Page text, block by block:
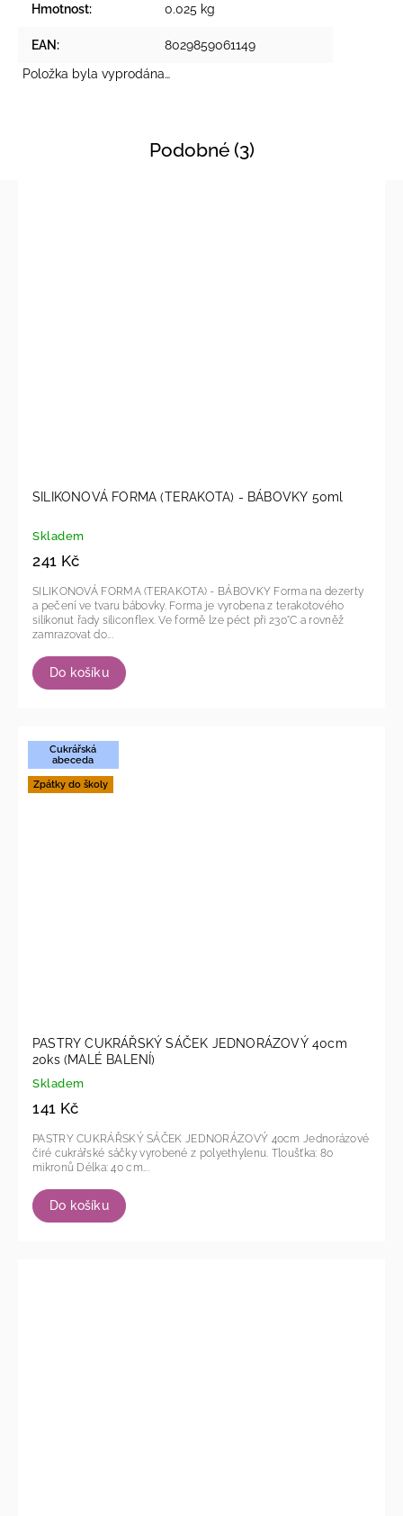
Hmotnost: 0.025 kg
EAN:
8029859061149
Položka byla vyprodána…
Podobné (3)
SILIKONOVÁ FORMA (TERAKOTA) - BÁBOVKY 50ml
Skladem
241 Kč
Do košíku
SILIKONOVÁ FORMA (TERAKOTA) - BÁBOVKY Forma na dezerty
a pečení ve tvaru bábovky. Forma je vyrobena z terakotového
silikonut řady siliconflex. Ve formě lze péct při 230°C a rovněž
zamrazovat do...
Cukrářská
abeceda
Zpátky do školy
PASTRY CUKRÁŘSKÝ SÁČEK JEDNORÁZOVÝ 40cm
20ks (MALÉ BALENÍ)
Skladem
141 Kč
Do košíku
PASTRY CUKRÁŘSKÝ SÁČEK JEDNORÁZOVÝ 40cm Jednorázové
čiré cukrářské sáčky vyrobené z polyethylenu. Tloušťka: 80
mikronů Délka: 40 cm...